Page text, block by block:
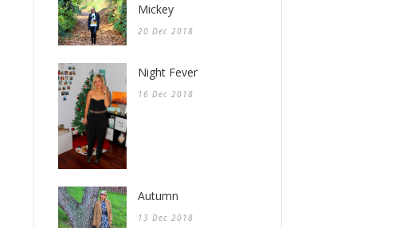
Mickey
20 Dec 2018
Night Fever
16 Dec 2018
Autumn
13 Dec 2018